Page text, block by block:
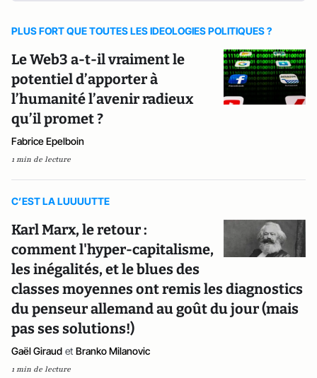
PLUS FORT QUE TOUTES LES IDEOLOGIES POLITIQUES ?
Le Web3 a-t-il vraiment le
potentiel d’apporter à
l’humanité l’avenir radieux
qu’il promet ?
Fabrice Epelboin
1 min de lecture
C’EST LA LUUUUTTE
Karl Marx, le retour :
comment l'hyper-capitalisme,
les inégalités, et le blues des
classes moyennes ont remis les diagnostics
du penseur allemand au goût du jour (mais
pas ses solutions!)
Gaël Giraud et Branko Milanovic
1 min de lecture